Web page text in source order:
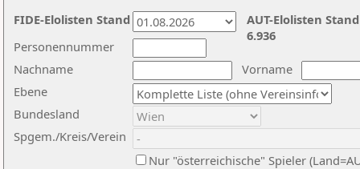
Nachname
Vorname
Ebene
Personennummer
Bundesland
Spgem./Kreis/Verein
Nur "österreichische" Spieler
AUT-Elolisten
6.936
FIDE-Elolisten Stand